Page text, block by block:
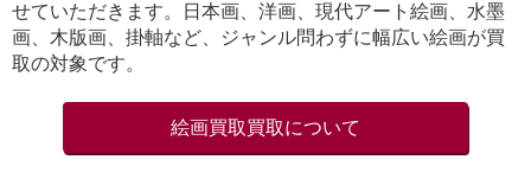
せていただきます。日本画、洋画、現代アート絵画、水墨
画、木版画、掛軸など、ジャンル問わずに幅広い絵画が買
取の対象です。
絵画買取買取について